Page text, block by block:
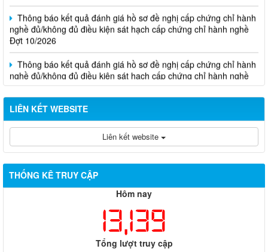
Thông báo kết quả đánh giá hồ sơ đề nghị cấp chứng chỉ hành
nghề đủ/không đủ điều kiện sát hạch cấp chứng chỉ hành nghề
Đợt 10/2026
Thông báo kết quả đánh giá hồ sơ đề nghị cấp chứng chỉ hành
nghề đủ/không đủ điều kiện sát hạch cấp chứng chỉ hành nghề
Đợt 11/2026
LIÊN KẾT WEBSITE
Liên kết website
THỐNG KÊ TRUY CẬP
Hôm nay
13,139
Tổng lượt truy cập